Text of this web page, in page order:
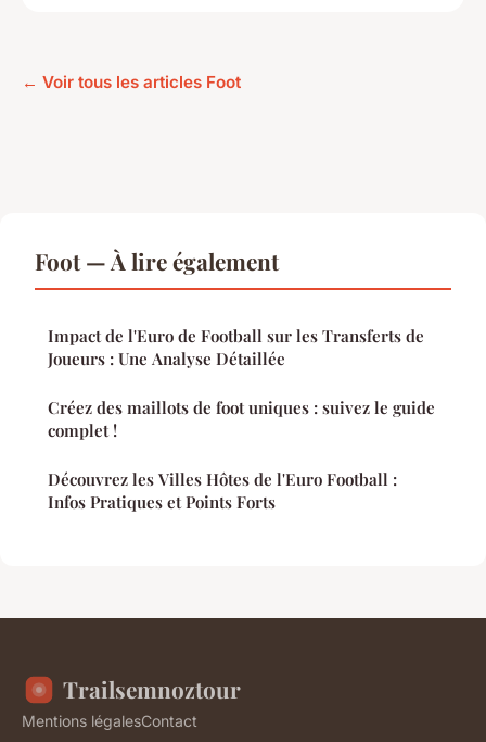
← Voir tous les articles Foot
Foot — À lire également
Impact de l'Euro de Football sur les Transferts de
Joueurs : Une Analyse Détaillée
Créez des maillots de foot uniques : suivez le guide
complet !
Découvrez les Villes Hôtes de l'Euro Football :
Infos Pratiques et Points Forts
Trailsemnoztour
Mentions légalesContact